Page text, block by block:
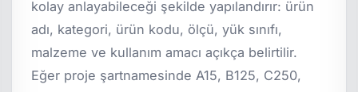
kolay anlayabileceği şekilde yapılandırır: ürün
adı, kategori, ürün kodu, ölçü, yük sınıfı,
malzeme ve kullanım amacı açıkça belirtilir.
Eğer proje şartnamesinde A15, B125, C250,